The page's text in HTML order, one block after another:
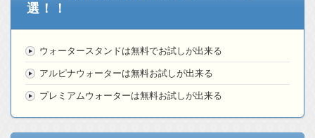
選！！
ウォータースタンドは無料でお試しが出来る
アルピナウォーターは無料お試しが出来る
プレミアムウォーターは無料お試しが出来る